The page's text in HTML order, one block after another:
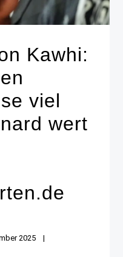
Kawhi:
viel
wert
2025